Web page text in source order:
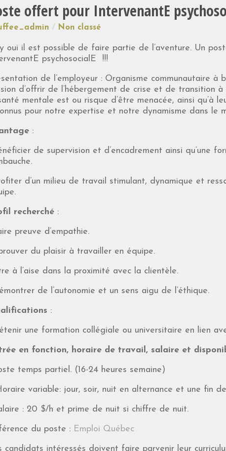
offert pour IntervenantE
Non classé
oui il est possible de faire partie de l’aventure. Un
psychosocialE !!!
de l’employeur : Organisme communautaire à
d’offrir de l’hébergement de crise et de transition
mentale est ou risque d’être menacée, ainsi qu’à
pour notre expertise et notre dynamisme dans le
:
de supervision et d’encadrement ainsi qu’une
d’un milieu de travail stimulant, dynamique et
recherché :
preuve d’empathie.
du plaisir à travailler en équipe.
à l’aise dans la proximité avec la clientèle.
de l’autonomie et un sens aigu de l’éthique.
:
une formation collégiale ou universitaire en lien
en fonction, horaire de travail, salaire et
temps partiel. (16-24 heures semaine)
variable: jour, soir, nuit en alternance et une fin
: 20 $/h et prime de nuit si chiffre de nuit.
du poste : Emploi Québec
candidats intéressés doivent faire parvenir leur